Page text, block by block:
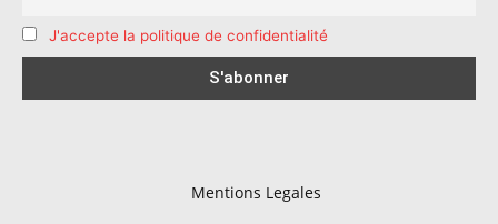
J'accepte la politique de confidentialité
Mentions Legales